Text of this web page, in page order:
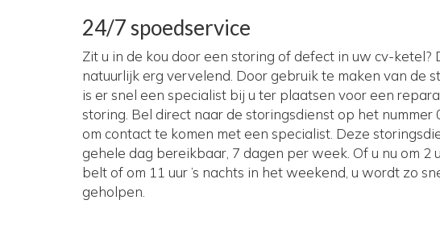
24/7 spoedservice
Zit u in de kou door een storing of defect in uw cv-ketel?
natuurlijk erg vervelend. Door gebruik te maken van de
is er snel een specialist bij u ter plaatsen voor een
storing. Bel direct naar de storingsdienst op het nummer
om contact te komen met een specialist. Deze
gehele dag bereikbaar, 7 dagen per week. Of u nu om 2
belt of om 11 uur ’s nachts in het weekend, u wordt zo
geholpen.